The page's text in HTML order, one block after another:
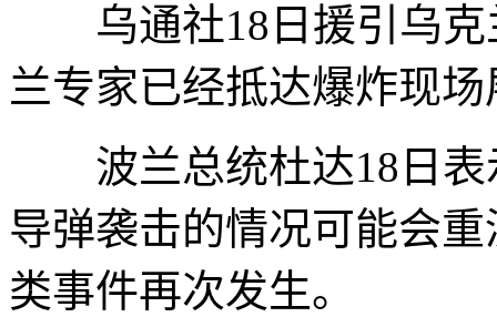
乌通社18日援引乌克
兰专家已经抵达爆炸现
波兰总统杜达18日表
导弹袭击的情况可能会
类事件再次发生。